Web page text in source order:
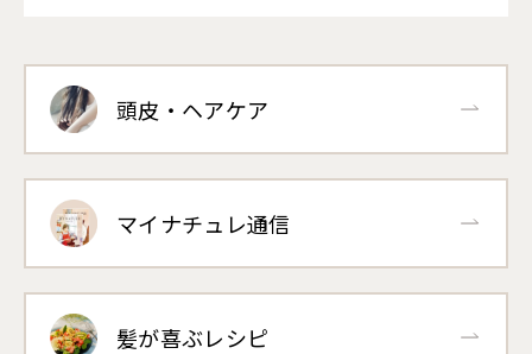
頭皮・ヘアケア
マイナチュレ通信
髪が喜ぶレシピ